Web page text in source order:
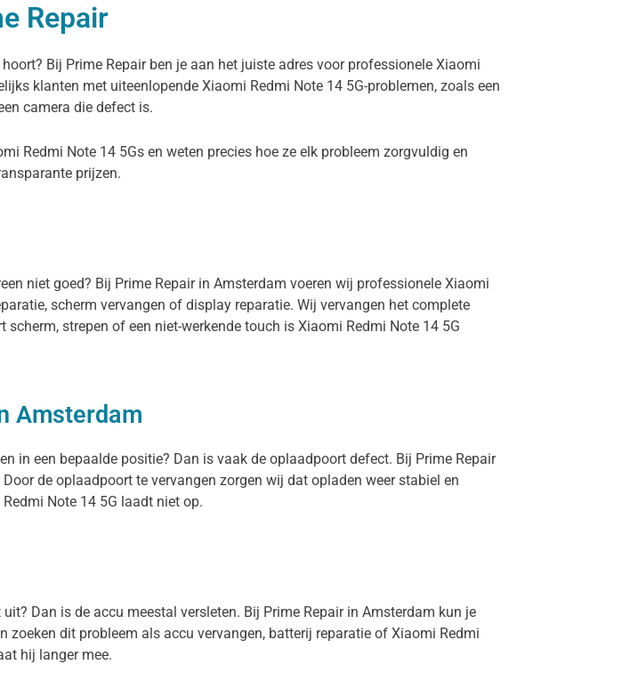
Repair
Bij Prime Repair ben je aan het juiste adres voor professionele Xiaomi
klanten met uiteenlopende Xiaomi Redmi Note 14 5G-problemen, zoals een
camera die defect is.
Redmi Note 14 5Gs en weten precies hoe ze elk probleem zorgvuldig en
prijzen.
niet goed? Bij Prime Repair in Amsterdam voeren wij professionele Xiaomi
scherm vervangen of display reparatie. Wij vervangen het complete
strepen of een niet-werkende touch is Xiaomi Redmi Note 14 5G
Amsterdam
in een bepaalde positie? Dan is vaak de oplaadpoort defect. Bij Prime Repair
de oplaadpoort te vervangen zorgen wij dat opladen weer stabiel en
Note 14 5G laadt niet op.
Dan is de accu meestal versleten. Bij Prime Repair in Amsterdam kun je
dit probleem als accu vervangen, batterij reparatie of Xiaomi Redmi
hij langer mee.